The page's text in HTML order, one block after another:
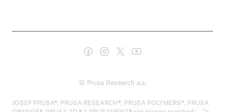
© Prusa Research a.s.
JOSEF PRUSA®, PRUSA RESEARCH®, PRUSA POLYMERS®, PRUSA